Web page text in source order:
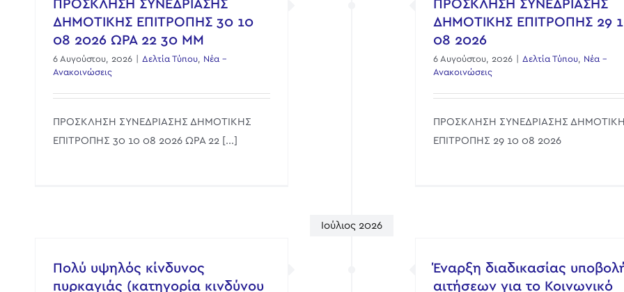
ΠΡΟΣΚΛΗΣΗ ΣΥΝΕΔΡΙΑΣΗΣ
ΔΗΜΟΤΙΚΗΣ ΕΠΙΤΡΟΠΗΣ 30 10
08 2026 ΩΡΑ 22 30 ΜΜ
6 Αυγούστου, 2026 Δελτία Τύπου, Νέα -
Ανακοινώσεις
ΠΡΟΣΚΛΗΣΗ ΣΥΝΕΔΡΙΑΣΗΣ ΔΗΜΟΤΙΚΗΣ
ΕΠΙΤΡΟΠΗΣ 30 10 08 2026 ΩΡΑ 22 [...]
ΠΡΟΣΚΛΗΣΗ ΣΥΝΕΔΡΙΑΣΗΣ
ΔΗΜΟΤΙΚΗΣ ΕΠΙΤΡΟΠΗΣ 29
08 2026
6 Αυγούστου, 2026 Δελτία Τύπου, Νέα -
Ανακοινώσεις
ΠΡΟΣΚΛΗΣΗ ΣΥΝΕΔΡΙΑΣΗΣ
ΕΠΙΤΡΟΠΗΣ 29 10 08 2026
Ιούλιος 2026
Πολύ υψηλός κίνδυνος
πυρκαγιάς (κατηγορία κινδύνου
Έναρξη διαδικασίας
αιτήσεων για το Κοινωνικό